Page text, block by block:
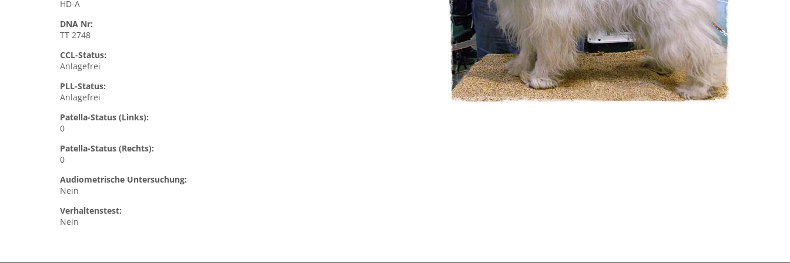
HD-A
DNA Nr:
TT 2748
CCL-Status:
Anlagefrei
PLL-Status:
Anlagefrei
Patella-Status (Links):
0
Patella-Status (Rechts):
0
Audiometrische Untersuchung:
Nein
Verhaltenstest:
Nein